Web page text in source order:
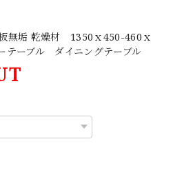
無垢 乾燥材 1350ｘ450-460ｘ
ーブル ダイニングテーブル